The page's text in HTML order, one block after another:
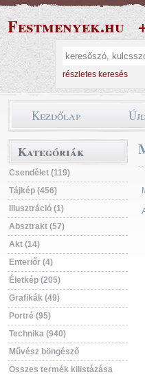
Festmenyek.hu
részletes keresés
Kezdőlap
Kategóriák
Csendélet (119)
Tájkép (456)
Illusztráció (1)
Absztrakt (57)
Akt (14)
Enteriőr (4)
Életkép (205)
Grafikák (49)
Portré (95)
Technika (940)
Művész böngésző
Összes termék kilistázása